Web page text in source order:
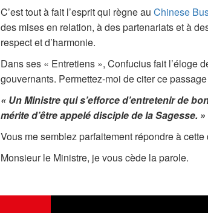
C’est tout à fait l’esprit qui règne au Chinese
des mises en relation, à des partenariats et à
respect et d’harmonie.
Dans ses « Entretiens », Confucius fait l’éloge
gouvernants. Permettez-moi de citer ce
« Un Ministre qui s’efforce d’entretenir de
mérite d’être appelé disciple de la Sagesse. »
Vous me semblez parfaitement répondre à cette
Monsieur le Ministre, je vous cède la parole.